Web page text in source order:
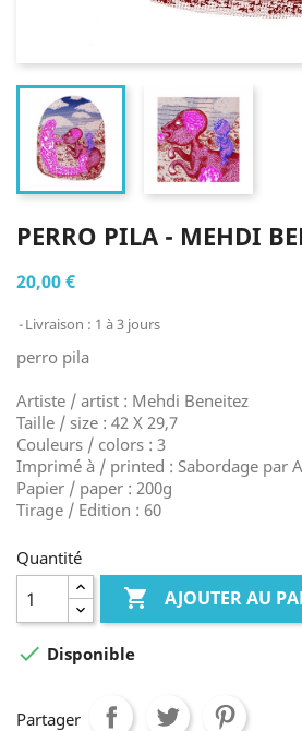
PERRO PILA - MEHDI
20,00 €
Livraison : 1 à 3 jours
perro pila
Artiste / artist : Mehdi Beneitez
Taille / size : 42 X 29,7
Couleurs / colors : 3
Imprimé à / printed : Sabordage par
Papier / paper : 200g
Tirage / Edition : 60
Quantité
 AJOUTER AU
 Disponible
Partager